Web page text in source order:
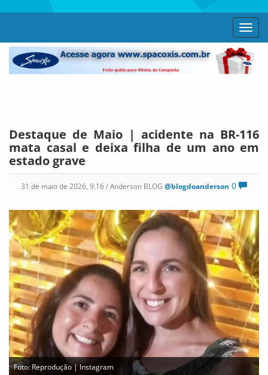
Destaque de Maio | acidente na BR-116
mata casal e deixa filha de um ano em
estado grave
0
31 de maio de 2026, 9:16/ Anderson BLOG @blogdoanderson
Foto: Reprodução | Instagram